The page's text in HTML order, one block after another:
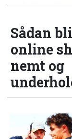
Sådan
online
nemt og